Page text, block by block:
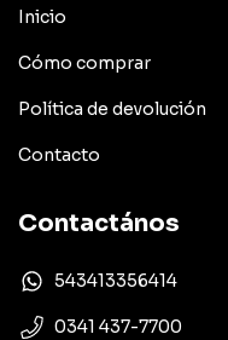
Inicio
Cómo comprar
Política de devolución
Contacto
Contactános
543413356414
0341 437-7700